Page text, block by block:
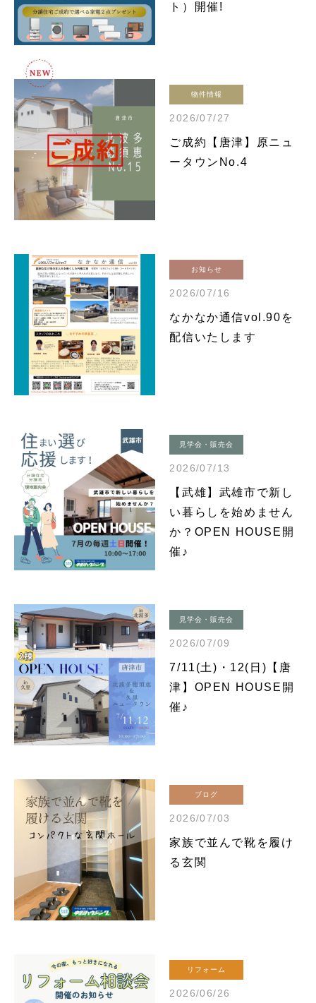
ト）開催!
物件情報
2026/07/27
ご成約【唐津】原ニュ
ータウンNo.4
お知らせ
2026/07/16
なかなか通信vol.90を
配信いたします
見学会・販売会
2026/07/13
【武雄】武雄市で新し
い暮らしを始めません
か？OPEN HOUSE開
催♪
見学会・販売会
2026/07/09
7/11(土)・12(日)【唐
津】OPEN HOUSE開
催♪
ブログ
2026/07/03
家族で並んで靴を履け
る玄関
リフォーム
2026/06/26